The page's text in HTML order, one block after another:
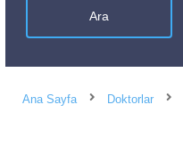
Ana Sayfa Doktorlar